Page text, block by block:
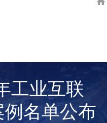
工业互联
例名单公布